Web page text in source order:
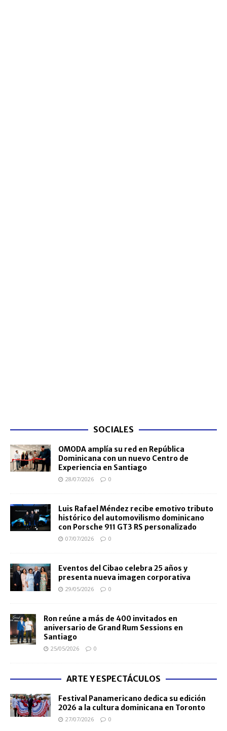
SOCIALES
OMODA amplía su red en República
Dominicana con un nuevo Centro de
Experiencia en Santiago
28/07/2026 0
Luis Rafael Méndez recibe emotivo tributo
histórico del automovilismo dominicano
con Porsche 911 GT3 RS personalizado
07/07/2026 0
Eventos del Cibao celebra 25 años y
presenta nueva imagen corporativa
29/05/2026 0
Ron reúne a más de 400 invitados en
aniversario de Grand Rum Sessions en
Santiago
25/05/2026 0
ARTE Y ESPECTÁCULOS
Festival Panamericano dedica su edición
2026 a la cultura dominicana en Toronto
27/07/2026 0